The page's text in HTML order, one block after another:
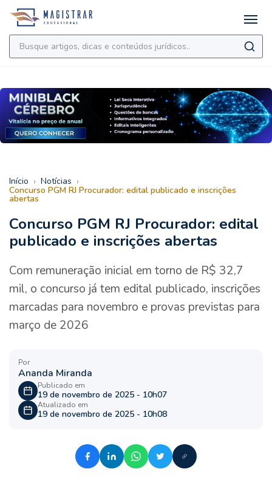
Início › Notícias ›
Concurso PGM RJ Procurador: edital publicado e inscrições
abertas
Concurso PGM RJ Procurador: edital
publicado e inscrições abertas
Com remuneração inicial em torno de R$ 32,7
mil, o concurso já tem edital publicado, inscrições
marcadas para novembro e provas previstas para
março de 2026
Por
Ananda Miranda
Publicado em
19 de novembro de 2025 - 10h07
Atualizado em
19 de novembro de 2025 - 10h08